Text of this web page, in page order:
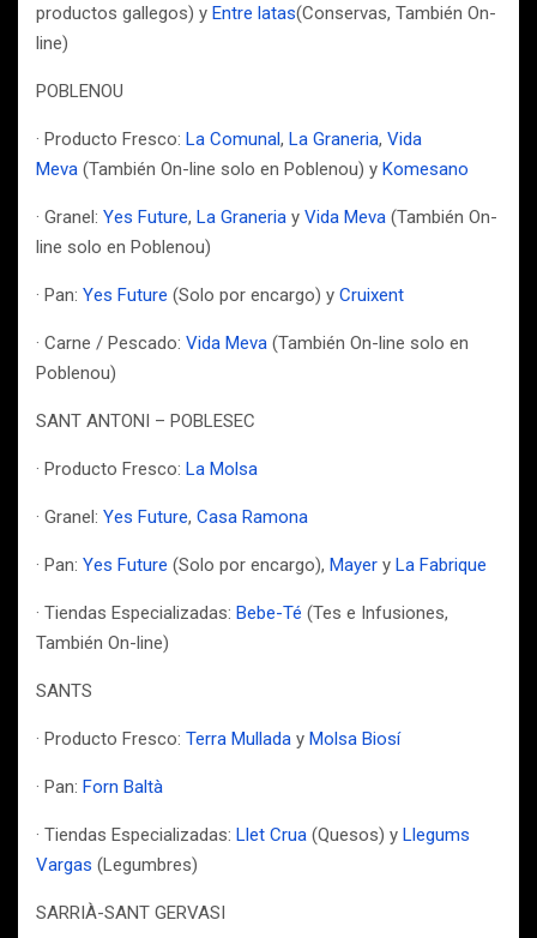
productos gallegos) y Entre latas(Conservas, También On-
line)
POBLENOU
· Producto Fresco: La Comunal, La Graneria, Vida
Meva (También On-line solo en Poblenou) y Komesano
· Granel: Yes Future, La Graneria y Vida Meva (También On-
line solo en Poblenou)
· Pan: Yes Future (Solo por encargo) y Cruixent
· Carne / Pescado: Vida Meva (También On-line solo en
Poblenou)
SANT ANTONI – POBLESEC
· Producto Fresco: La Molsa
· Granel: Yes Future, Casa Ramona
· Pan: Yes Future (Solo por encargo), Mayer y La Fabrique
· Tiendas Especializadas: Bebe-Té (Tes e Infusiones,
También On-line)
SANTS
· Producto Fresco: Terra Mullada y Molsa Biosí
· Pan: Forn Baltà
· Tiendas Especializadas: Llet Crua (Quesos) y Llegums
Vargas (Legumbres)
SARRIÀ-SANT GERVASI